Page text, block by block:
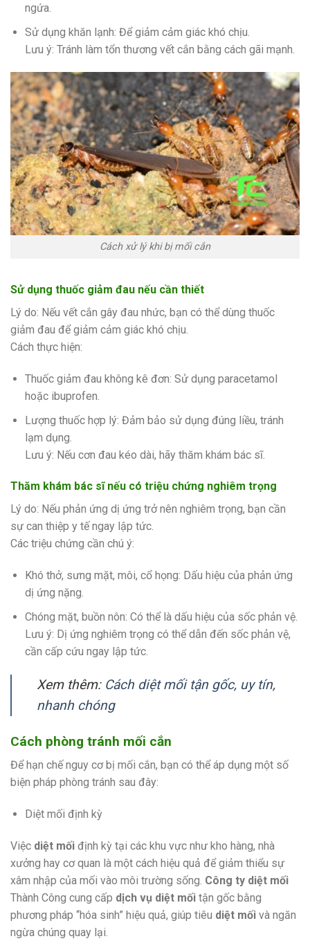
ngứa.
Sử dụng khăn lạnh: Để giảm cảm giác khó chịu.
Lưu ý: Tránh làm tổn thương vết cắn bằng cách gãi mạnh.
Cách xử lý khi bị mối cắn
Sử dụng thuốc giảm đau nếu cần thiết
Lý do: Nếu vết cắn gây đau nhức, bạn có thể dùng thuốc
giảm đau để giảm cảm giác khó chịu.
Cách thực hiện:
Thuốc giảm đau không kê đơn: Sử dụng paracetamol
hoặc ibuprofen.
Lượng thuốc hợp lý: Đảm bảo sử dụng đúng liều, tránh
lạm dụng.
Lưu ý: Nếu cơn đau kéo dài, hãy thăm khám bác sĩ.
Thăm khám bác sĩ nếu có triệu chứng nghiêm trọng
Lý do: Nếu phản ứng dị ứng trở nên nghiêm trọng, bạn cần
sự can thiệp y tế ngay lập tức.
Các triệu chứng cần chú ý:
Khó thở, sưng mặt, môi, cổ họng: Dấu hiệu của phản ứng
dị ứng nặng.
Chóng mặt, buồn nôn: Có thể là dấu hiệu của sốc phản vệ.
Lưu ý: Dị ứng nghiêm trọng có thể dẫn đến sốc phản vệ,
cần cấp cứu ngay lập tức.
Xem thêm: Cách diệt mối tận gốc, uy tín,
nhanh chóng
Cách phòng tránh mối cắn
Để hạn chế nguy cơ bị mối cắn, bạn có thể áp dụng một số
biện pháp phòng tránh sau đây:
Diệt mối định kỳ
Việc diệt mối định kỳ tại các khu vực như kho hàng, nhà
xưởng hay cơ quan là một cách hiệu quả để giảm thiểu sự
xâm nhập của mối vào môi trường sống. Công ty diệt mối
Thành Công cung cấp dịch vụ diệt mối tận gốc bằng
phương pháp “hóa sinh” hiệu quả, giúp tiêu diệt mối và ngăn
ngừa chúng quay lại.